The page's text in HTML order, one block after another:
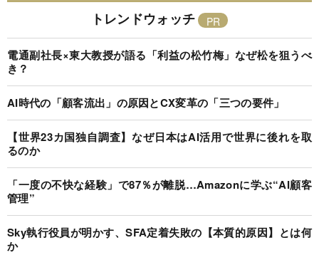
トレンドウォッチ
電通副社長×東大教授が語る「利益の松竹梅」なぜ松を狙うべ
き？
AI時代の「顧客流出」の原因とCX変革の「三つの要件」
【世界23カ国独自調査】なぜ日本はAI活用で世界に後れを取
るのか
「一度の不快な経験」で87％が離脱…Amazonに学ぶ“AI顧客
管理”
Sky執行役員が明かす、SFA定着失敗の【本質的原因】とは何
か